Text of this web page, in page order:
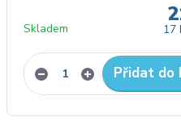
17
Skladem
Přidat do